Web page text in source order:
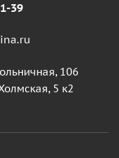
39
106
5 к2